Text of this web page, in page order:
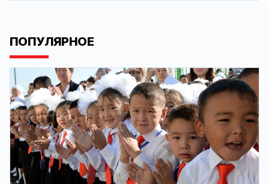
ПОПУЛЯРНОЕ